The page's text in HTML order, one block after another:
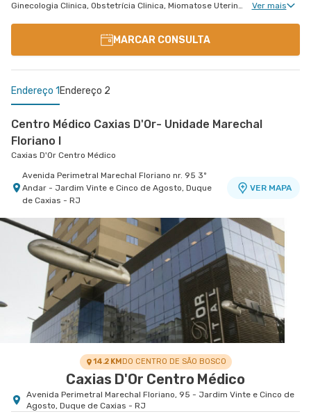
Ginecologia Clinica, Obstetrícia Clinica, Miomatose Uterina(Miomas), Ginecologia Videohisteroscopia Ver mais
MARCAR CONSULTA
Endereço 1 Endereço 2
Centro Médico Caxias D'Or- Unidade Marechal
Floriano I
Caxias D'Or Centro Médico
Avenida Perimetral Marechal Floriano nr. 95 3º
Andar - Jardim Vinte e Cinco de Agosto, Duque
de Caxias - RJ
VER MAPA
Centro Médico Quinta D'Or - Unidade Quinta Park
Hospital Quinta D'Or
Rua Almirante Baltazar nr. 333 7° Andar - Sao
Cristovao, Rio de Janeiro - RJ
VER MAPA
14.2 KMDO CENTRO DE SÃO BOSCO
Caxias D'Or Centro Médico
Avenida Perimetral Marechal Floriano, 95 - Jardim Vinte e Cinco de
Agosto, Duque de Caxias - RJ